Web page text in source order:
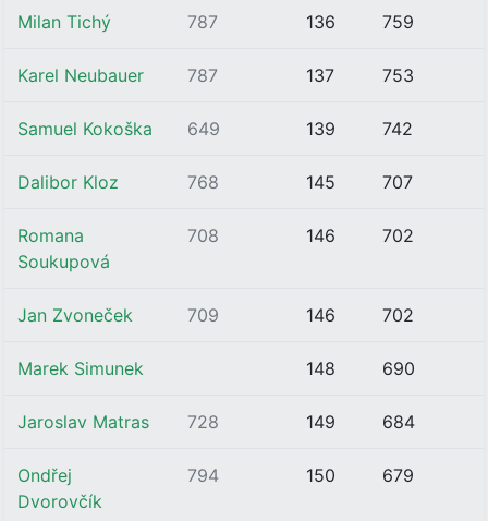
Milan Tichý 787 136 759
Karel Neubauer 787 137 753
Samuel Kokoška 649 139 742
Dalibor Kloz 768 145 707
Romana
Soukupová
708 146 702
Jan Zvoneček 709 146 702
Marek Simunek 148 690
Jaroslav Matras 728 149 684
Ondřej
Dvorovčík
794 150 679